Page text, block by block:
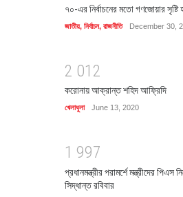
৭০-এর নির্বাচনের মতো গণজোয়ার সৃষ্টি
জাতীয়, নির্বাচন, রাজনীতি December 30,
2 01 2
করোনায় আক্রান্ত শহিদ আফ্রিদি
খেলাধুলা June 13, 2020
1 997
প্রধানমন্ত্রীর পরামর্শে মন্ত্রীদের পিএস
সিদ্ধান্ত রবিবার